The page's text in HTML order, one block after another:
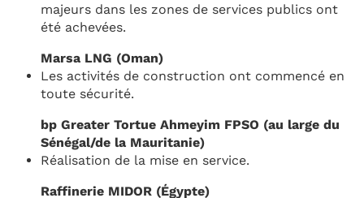
majeurs dans les zones de services publics ont
été achevées.
Marsa LNG (Oman)
Les activités de construction ont commencé en
toute sécurité.
bp Greater Tortue Ahmeyim FPSO (au large du
Sénégal/de la Mauritanie)
Réalisation de la mise en service.
Raffinerie MIDOR (Égypte)